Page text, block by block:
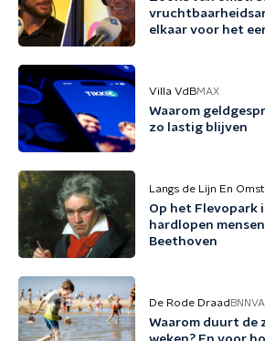
elkaar voor het
Villa VdBMAX
Waarom
zo lastig blijven
Langs de Lijn En
Op het Flevopark
hardlopen
Beethoven
De Rode Draad
Waarom duurt de